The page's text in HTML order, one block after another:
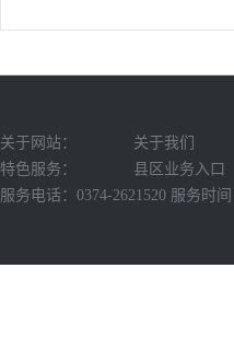
关于网站： 关于我们
特色服务：
县区业务入口
服务电话：0374-2621520 服务时